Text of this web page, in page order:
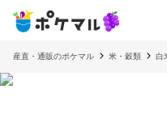
産直・通販のポケマル 米・穀類 白